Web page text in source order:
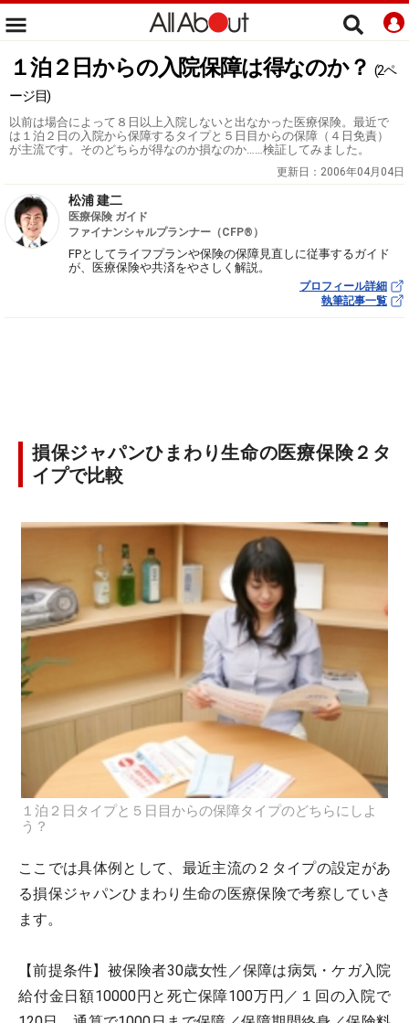
１泊２日からの入院保障は得なのか？ (2ペ
ージ目)
以前は場合によって８日以上入院しないと出なかった医療保険。最近で
は１泊２日の入院から保障するタイプと５日目からの保障（４日免責）
が主流です。そのどちらが得なのか損なのか……検証してみました。
更新日： 2006年04月04日
松浦 建二
医療保険 ガイド
ファイナンシャルプランナー（CFP®）
FPとしてライフプランや保険の保障見直しに従事するガイド
が、医療保険や共済をやさしく解説。
プロフィール詳細
執筆記事一覧
損保ジャパンひまわり生命の医療保険２タ
イプで比較
１泊２日タイプと５日目からの保障タイプのどちらにしよ
う？
ここでは具体例として、最近主流の２タイプの設定があ
る損保ジャパンひまわり生命の医療保険で考察していき
ます。
【前提条件】被保険者30歳女性／保障は病気・ケガ入院
給付金日額10000円と死亡保障100万円／１回の入院で